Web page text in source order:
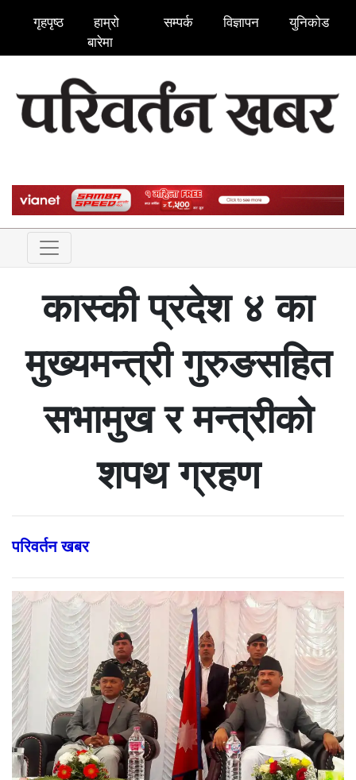
गृहपृष्ठ
हाम्रो
बारेमा
सम्पर्क विज्ञापन युनिकोड
कास्की प्रदेश ४ का
मुख्यमन्त्री गुरुङसहित
सभामुख र मन्त्रीको
शपथ ग्रहण
परिवर्तन खबर